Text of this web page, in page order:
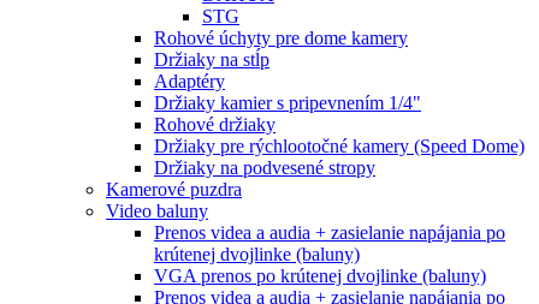
STG
Rohové úchyty pre dome kamery
Držiaky na stĺp
Adaptéry
Držiaky kamier s pripevnením 1/4"
Rohové držiaky
Držiaky pre rýchlootočné kamery (Speed Dome)
Držiaky na podvesené stropy
Kamerové puzdra
Video baluny
Prenos videa a audia + zasielanie napájania po
krútenej dvojlinke (baluny)
VGA prenos po krútenej dvojlinke (baluny)
Prenos videa a audia + zasielanie napájania po